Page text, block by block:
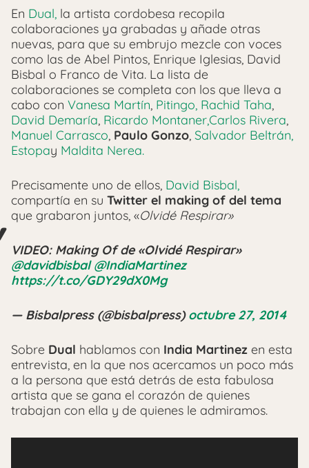
En Dual, la artista cordobesa recopila
colaboraciones ya grabadas y añade otras
nuevas, para que su embrujo mezcle con voces
como las de Abel Pintos, Enrique Iglesias, David
Bisbal o Franco de Vita. La lista de
colaboraciones se completa con los que lleva a
cabo con Vanesa Martín, Pitingo, Rachid Taha,
David Demaría, Ricardo Montaner,Carlos Rivera,
Manuel Carrasco, Paulo Gonzo, Salvador Beltrán,
Estopay Maldita Nerea.
Precisamente uno de ellos, David Bisbal,
compartía en su Twitter el making of del tema
que grabaron juntos, «Olvidé Respirar»
VIDEO: Making Of de «Olvidé Respirar»
@davidbisbal @IndiaMartinez
https://t.co/GDY29dX0Mg
— Bisbalpress (@bisbalpress)octubre 27, 2014
Sobre Dual hablamos con India Martinez en esta
entrevista, en la que nos acercamos un poco más
a la persona que está detrás de esta fabulosa
artista que se gana el corazón de quienes
trabajan con ella y de quienes le admiramos.